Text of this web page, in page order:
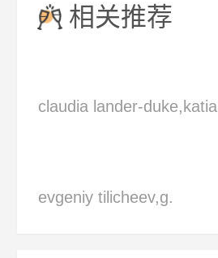
相关推荐
claudia lander-duke,katia
罗·克莱顿,戴安娜·霍迪诺
evgeniy tilicheev,g.